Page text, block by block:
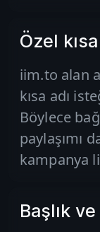
Özel
iim.to alan
kısa adı
Böylece
paylaşımı
kampanya
Başlık